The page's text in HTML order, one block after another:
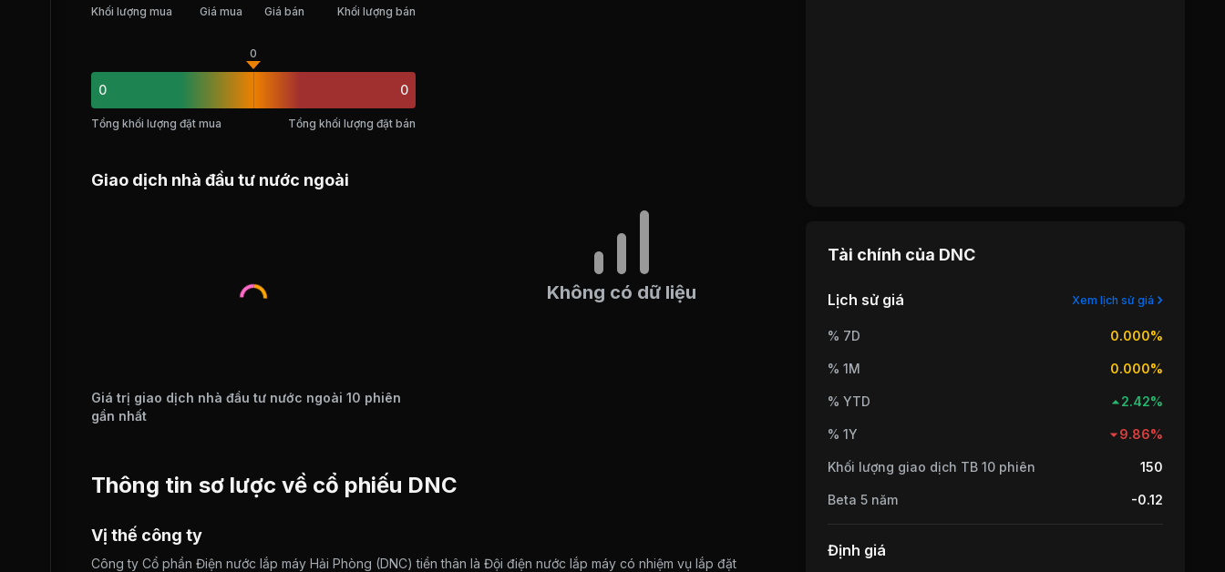
Khối lượng mua Giá mua Giá bán Khối lượng bán
0
0
0
Tổng khối lượng đặt mua Tổng khối lượng đặt bán
Giao dịch nhà đầu tư nước ngoài
Giá trị giao dịch nhà đầu tư nước ngoài 10 phiên
gần nhất
Không có dữ liệu
Thông tin sơ lược về cổ phiếu DNC
Vị thế công ty
Công ty Cổ phần Điện nước lắp máy Hải Phòng (DNC) tiền thân là Đội điện nước lắp máy có nhiệm vụ lắp đặt
Tài chính của DNC
Lịch sử giá Xem lịch sử giá
% 7D 0.000%
% 1M 0.000%
% YTD 2.42%
% 1Y 9.86%
Khối lượng giao dịch TB 10 phiên 150
Beta 5 năm -0.12
Định giá